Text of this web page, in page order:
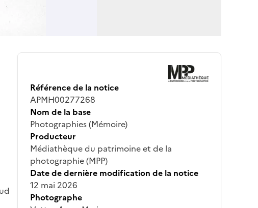
Référence de la notice
APMH00277268
Nom de la base
Photographies (Mémoire)
Producteur
Médiathèque du patrimoine et de la
photographie (MPP)
Date de dernière modification de la notice
12 mai 2026
Photographe